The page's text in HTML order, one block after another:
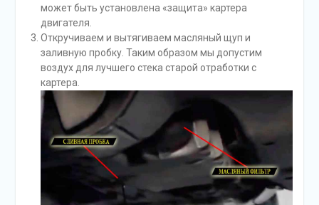
может быть установлена «защита» картера
двигателя.
Откручиваем и вытягиваем масляный щуп и
заливную пробку. Таким образом мы допустим
воздух для лучшего стека старой отработки с
картера.